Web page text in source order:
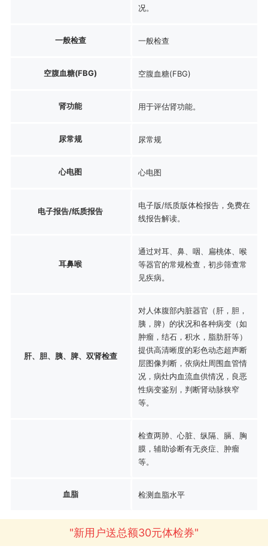
况。
一般检查 一般检查
空腹血糖(FBG) 空腹血糖(FBG)
肾功能 用于评估肾功能。
尿常规 尿常规
心电图 心电图
电子报告/纸质报告
电子版/纸质版体检报告，免费在
线报告解读。
耳鼻喉
通过对耳、鼻、咽、扁桃体、喉
等器官的常规检查，初步筛查常
见疾病。
肝、胆、胰、脾、双肾检查
对人体腹部内脏器官（肝，胆，
胰，脾）的状况和各种病变（如
肿瘤，结石，积水，脂肪肝等）
提供高清晰度的彩色动态超声断
层图像判断，依病灶周围血管情
况，病灶内血流血供情况，良恶
性病变鉴别，判断肾动脉狭窄
等。
检查两肺、心脏、纵隔、膈、胸
膜，辅助诊断有无炎症、肿瘤
等。
血脂 检测血脂水平
"新用户送总额30元体检券"